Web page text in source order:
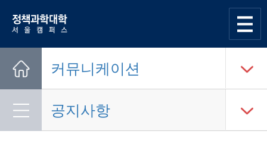
한양대학교
커뮤니케이션
공지사항